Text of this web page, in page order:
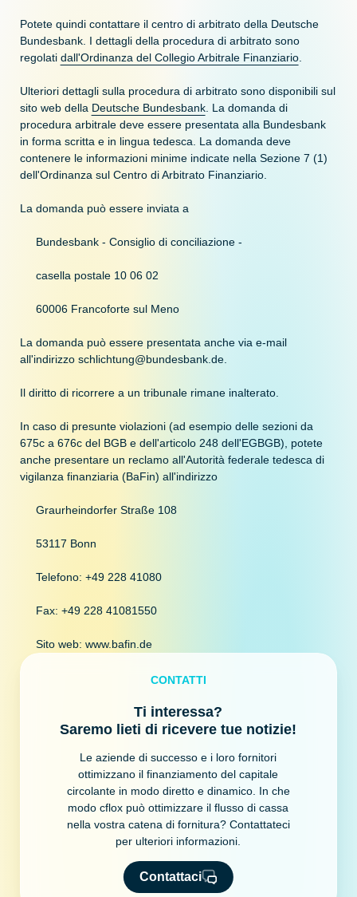
Potete quindi contattare il centro di arbitrato della Deutsche
Bundesbank. I dettagli della procedura di arbitrato sono
regolati dall'Ordinanza del Collegio Arbitrale Finanziario.
Ulteriori dettagli sulla procedura di arbitrato sono disponibili sul
sito web della Deutsche Bundesbank. La domanda di
procedura arbitrale deve essere presentata alla Bundesbank
in forma scritta e in lingua tedesca. La domanda deve
contenere le informazioni minime indicate nella Sezione 7 (1)
dell'Ordinanza sul Centro di Arbitrato Finanziario.
La domanda può essere inviata a
Bundesbank - Consiglio di conciliazione -
casella postale 10 06 02
60006 Francoforte sul Meno
La domanda può essere presentata anche via e-mail
all'indirizzo schlichtung@bundesbank.de.
Il diritto di ricorrere a un tribunale rimane inalterato.
In caso di presunte violazioni (ad esempio delle sezioni da
675c a 676c del BGB e dell'articolo 248 dell'EGBGB), potete
anche presentare un reclamo all'Autorità federale tedesca di
vigilanza finanziaria (BaFin) all'indirizzo
Graurheindorfer Straße 108
53117 Bonn
Telefono: +49 228 41080
Fax: +49 228 41081550
Sito web: www.bafin.de
CONTATTI
Ti interessa?
Saremo lieti di ricevere tue notizie!
Le aziende di successo e i loro fornitori
ottimizzano il finanziamento del capitale
circolante in modo diretto e dinamico. In che
modo cflox può ottimizzare il flusso di cassa
nella vostra catena di fornitura? Contattateci
per ulteriori informazioni.
Contattaci